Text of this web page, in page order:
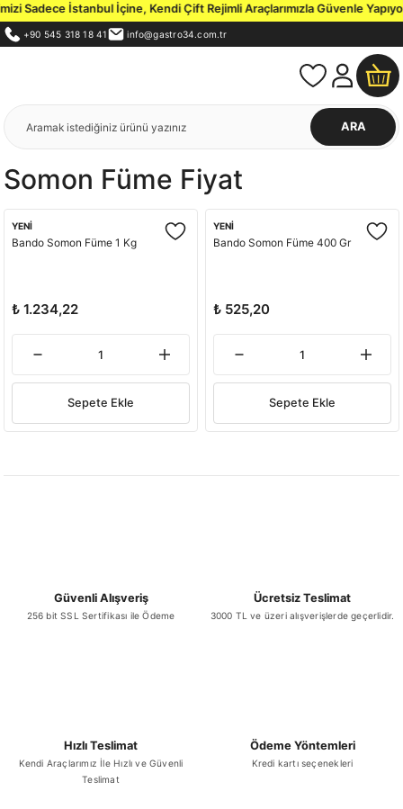
Sadece İstanbul İçine, Kendi Çift Rejimli Araçlarımızla Güvenle
+90 545 318 18 41 info@gastro34.com.tr
ARA
Somon Füme Fiyat
YENİ
Bando Somon Füme 1 Kg
₺ 1.234,22
Sepete Ekle
YENİ
Bando Somon Füme 400 Gr
₺ 525,20
Sepete Ekle
Güvenli Alışveriş
256 bit SSL Sertifikası ile Ödeme
Ücretsiz Teslimat
3000 TL ve üzeri alışverişlerde geçerlidir.
Hızlı Teslimat
Kendi Araçlarımız İle Hızlı ve Güvenli
Teslimat
Ödeme Yöntemleri
Kredi kartı seçenekleri